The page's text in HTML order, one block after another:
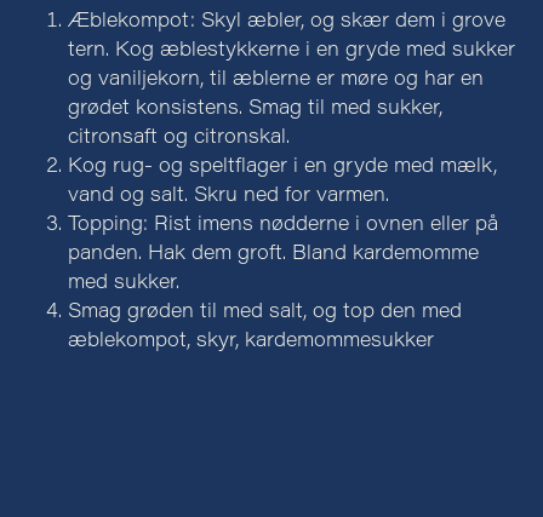
Æblekompot: Skyl æbler, og skær dem i grove
tern. Kog æblestykkerne i en gryde med sukker
og vaniljekorn, til æblerne er møre og har en
grødet konsistens. Smag til med sukker,
citronsaft og citronskal.
Kog rug- og speltflager i en gryde med mælk,
vand og salt. Skru ned for varmen.
Topping: Rist imens nødderne i ovnen eller på
panden. Hak dem groft. Bland kardemomme
med sukker.
Smag grøden til med salt, og top den med
æblekompot, skyr, kardemommesukker